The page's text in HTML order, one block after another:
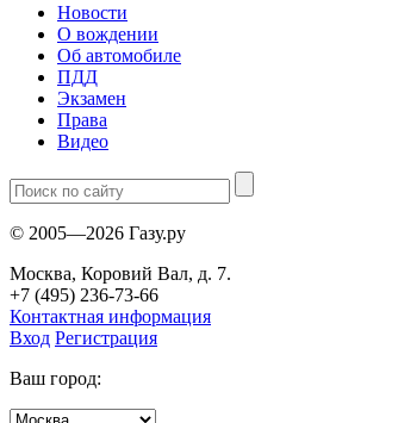
Новости
О вождении
Об автомобиле
ПДД
Экзамен
Права
Видео
© 2005—2026 Газу.ру
Москва, Коровий Вал, д. 7.
+7 (495) 236-73-66
Контактная информация
Вход Регистрация
Ваш город: